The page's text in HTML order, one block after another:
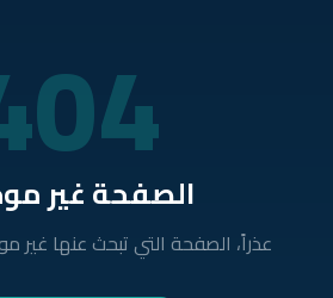
الصفحة غير
عذراً، الصفحة التي تبحث عنها غير